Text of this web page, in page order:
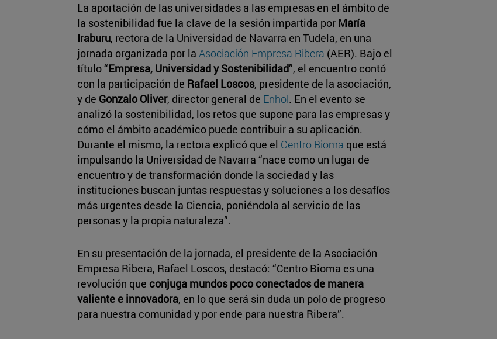
La aportación de las universidades a las empresas en el ámbito de
la sostenibilidad fue la clave de la sesión impartida por María
Iraburu, rectora de la Universidad de Navarra en Tudela, en una
jornada organizada por la Asociación Empresa Ribera (AER). Bajo el
título “Empresa, Universidad y Sostenibilidad”, el encuentro contó
con la participación de Rafael Loscos, presidente de la asociación,
y de Gonzalo Oliver, director general de Enhol. En el evento se
analizó la sostenibilidad, los retos que supone para las empresas y
cómo el ámbito académico puede contribuir a su aplicación.
Durante el mismo, la rectora explicó que el Centro Bioma que está
impulsando la Universidad de Navarra “nace como un lugar de
encuentro y de transformación donde la sociedad y las
instituciones buscan juntas respuestas y soluciones a los desafíos
más urgentes desde la Ciencia, poniéndola al servicio de las
personas y la propia naturaleza”.
En su presentación de la jornada, el presidente de la Asociación
Empresa Ribera, Rafael Loscos, destacó: “Centro Bioma es una
revolución que conjuga mundos poco conectados de manera
valiente e innovadora, en lo que será sin duda un polo de progreso
para nuestra comunidad y por ende para nuestra Ribera”.